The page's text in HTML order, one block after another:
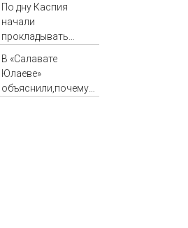
человек - фото с
места 06/08/2026 –
Новости
По дну Каспия
начали
прокладывать
интернет-кабель
В «Салавате
Юлаеве»
объяснили,почему